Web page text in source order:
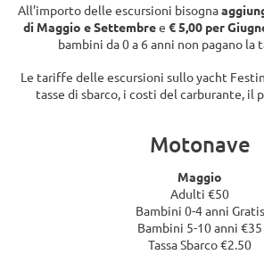
All’importo delle escursioni bisogna
di Maggio e Settembree € 5,00 per
bambini da 0 a 6 anni non pagano la
Le tariffe delle escursioni sullo yacht
tasse di sbarco, i costi del carburante, il
Motonave
Maggio
Adulti €50
Bambini 0-4 anni Gratis
Bambini 5-10 anni €35
Tassa Sbarco €2.50